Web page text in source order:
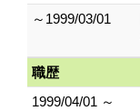
～1999/03/01
職歴
1999/04/01 ～